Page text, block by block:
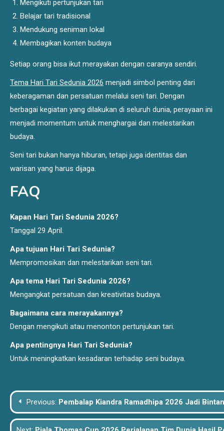
Mengikuti pertunjukan tari
Belajar tari tradisional
Mendukung seniman lokal
Membagikan konten budaya
Setiap orang bisa ikut merayakan dengan caranya sendiri.
Tema Hari Tari Sedunia 2026 menjadi simbol penting dari
keberagaman dan persatuan melalui seni tari. Dengan
berbagai kegiatan yang dilakukan di seluruh dunia, perayaan ini
menjadi momentum untuk menghargai dan melestarikan
budaya.
Seni tari bukan hanya hiburan, tetapi juga identitas dan
warisan yang harus dijaga.
FAQ
Kapan Hari Tari Sedunia 2026?
Tanggal 29 April.
Apa tujuan Hari Tari Sedunia?
Mempromosikan dan melestarikan seni tari.
Apa tema Hari Tari Sedunia 2026?
Mengangkat persatuan dan kreativitas budaya.
Bagaimana cara merayakannya?
Dengan mengikuti atau menonton pertunjukan tari.
Apa pentingnya Hari Tari Sedunia?
Untuk meningkatkan kesadaran terhadap seni budaya.
Post
navigation
Previous: Pembalap Kiandra Ramadhipa 2026 Jadi